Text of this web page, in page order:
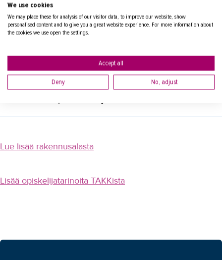
OPISKELIJAKSI
YRITYKSILLE
AJANKOHTAISTA
YHTEYSTIEDOT
Työn sisällön lisäksi Petja löytää pestistään paljon
muutakin arvostettavaa.
- Säännölliset työajat, vapaat viikonloput, hyvät yöunet.
- Suosittelen kaikkia, jotka epäilevät itsellään ADHD:ta,
kokeilemaan työtä, jossa voi nähdä oman kädenjälkensä.
On ollut todella avartava kokemus päästä toteuttamaan
Lue lisää rakennusalasta
Lisää opiskelijatarinoita TAKKista
We use cookies
We may place these for analysis of our visitor data, to improve our website, show
personalised content and to give you a great website experience. For more information about
the cookies we use open the settings.
Accept all
Deny No, adjust